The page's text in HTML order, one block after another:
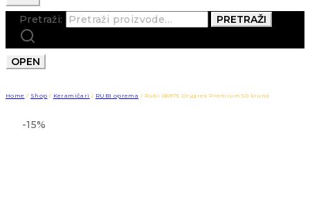
Pretraži: PRETRAŽI
OPEN
Home / Shop / Keramičari / RUBI oprema / Rubi 06975 Drygres Premium 50 kruna
-15%